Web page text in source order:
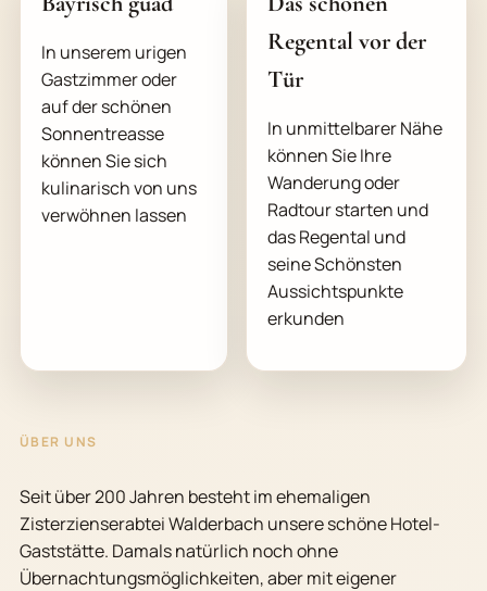
In unserem urigen
Gastzimmer oder
auf der schönen
Sonnentreasse
können Sie sich
kulinarisch von uns
verwöhnen lassen
Regental vor der
Tür
In unmittelbarer Nähe
können Sie Ihre
Wanderung oder
Radtour starten und
das Regental und
seine Schönsten
Aussichtspunkte
erkunden
ÜBER UNS
Seit über 200 Jahren besteht im ehemaligen
Zisterzienserabtei Walderbach unsere schöne Hotel-
Gaststätte. Damals natürlich noch ohne
Übernachtungsmöglichkeiten, aber mit eigener